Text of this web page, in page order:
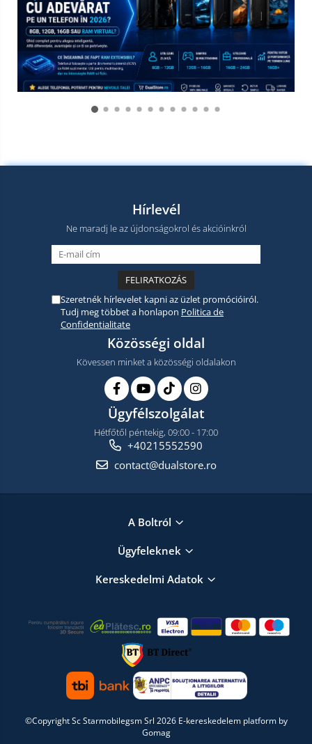
Hírlevél
Ne maradj le az újdonságokrol és akcióinkról
Szeretnék hírlevelet kapni az üzlet promócióiról.
Tudj meg többet a honlapon Politica de
Confidentialitate
Közösségi oldal
Kövessen minket a közösségi oldalakon
Ügyfélszolgálat
Hétfőtől péntekig, 09:00 - 17:00
+40215552590
contact@dualstore.ro
A Boltról
Ügyfeleknek
Kereskedelmi Adatok
©Copyright Sc Starmobilegsm Srl 2026 E-kereskedelem platform by
Gomag